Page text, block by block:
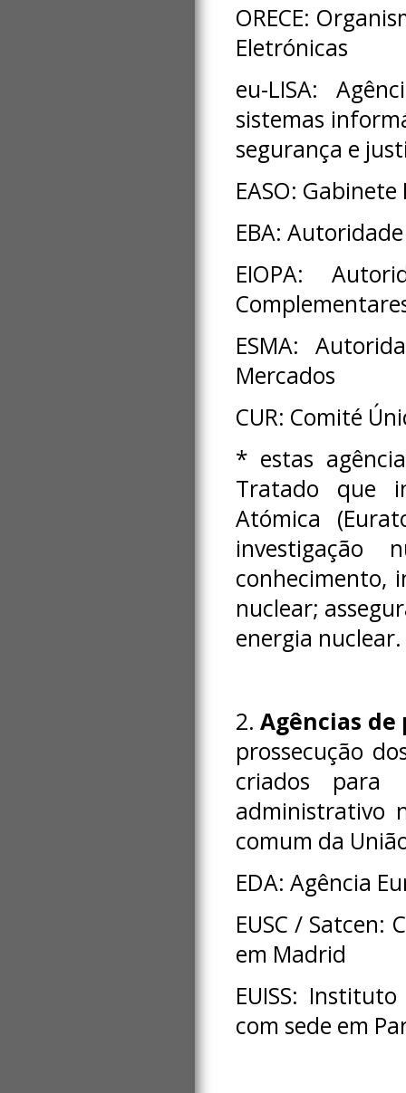
ORECE:
Eletrónicas
eu-LISA:
sistemas
segurança e
EASO:
EBA:
EIOPA:
ESMA:
Mercados
CUR: Comité
* estas
Tratado que
Atómica
investigação
conhecimento,
nuclear;
energia nuclear.
2.Agências
prossecução
criados para
administrativo
comum da
EDA: Agência
EUSC / Satcen:
em Madrid
EUISS:
com sede em